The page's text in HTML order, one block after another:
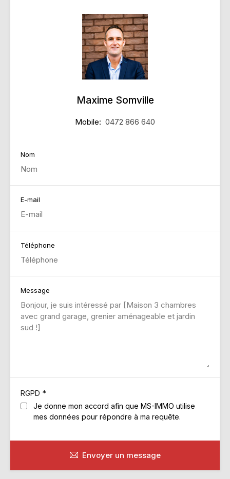
Maxime Somville
Mobile: 0472 866 640
Nom
E-mail
Téléphone
Message
RGPD *
Je donne mon accord afin que MS-IMMO utilise
mes données pour répondre à ma requête.
Envoyer un message